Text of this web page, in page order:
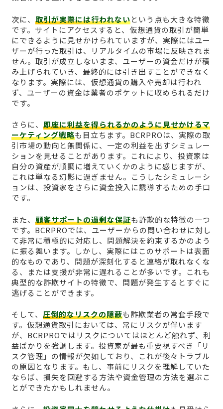
次に、 取引が実際には行われないという点も大きな特徴
です。サイトにアクセスすると、仮想通貨の取引が簡単
にできるように見せかけられていますが、実際にはユー
ザーが行った取引は、リアルタイムの市場に反映されま
せん。取引が成立しないまま、ユーザーの資金だけが積
み上げられていき、最終的には引き出すことができなく
なります。実際には、仮想通貨の購入や売却は行われ
ず、ユーザーの資金は業者のポケットに収められるだけ
です。
さらに、 即座に利益を得られるかのように見せかけるマ
ーケティング戦略も目立ちます。BCRPROは、実際の取
引市場の動向と無関係に、一定の利益を出すシミュレー
ションを見せることがあります。これにより、投資家は
自分の資産が順調に増えていくかのように感じますが、
これは単なる幻影に過ぎません。こうしたシミュレーシ
ョンは、投資家をさらに資金投入に誘導するための手口
です。
また、 顧客サポートの過剰な保証も詐欺的な特徴の一つ
です。BCRPROでは、ユーザーからの問い合わせに対し
て非常に積極的に対応し、問題解決を約束するかのよう
に振る舞います。しかし、実際にはこのサポートは表面
的なものであり、問題が深刻化すると連絡が取れなくな
る、または支援が非常に遅れることが多いです。これも
典型的な詐欺サイトの特徴で、問題が発生するとすぐに
逃げることができます。
そして、 圧倒的なリスクの隠蔽も詐欺業者の常套手段で
す。仮想通貨取引においては、常にリスクが伴います
が、BCRPROではリスクについてはほとんど触れず、利
益ばかりを強調します。投資家が最も重要視すべき「リ
スク管理」の情報が欠如しており、これが後々トラブル
の原因となります。もし、事前にリスクを理解していた
ならば、損失を回避する方法や資金管理の方法を選ぶこ
とができたかもしれません。